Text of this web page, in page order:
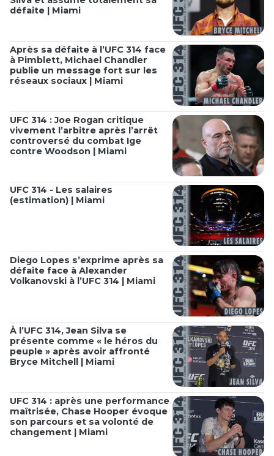
défaite | Miami
Après sa défaite à l’UFC 314 face
à Pimblett, Michael Chandler
publie un message fort sur les
réseaux sociaux | Miami
UFC 314 : Joe Rogan critique
vivement l’arbitre après l’arrêt
controversé du combat Ige
contre Woodson | Miami
UFC 314 - Les salaires
(estimation) | Miami
Diego Lopes s’exprime après sa
défaite face à Alexander
Volkanovski à l’UFC 314 | Miami
À l’UFC 314, Jean Silva se
présente comme « le héros du
peuple » après avoir affronté
Bryce Mitchell | Miami
UFC 314 : après une performance
maîtrisée, Chase Hooper évoque
son parcours et sa volonté de
changement | Miami